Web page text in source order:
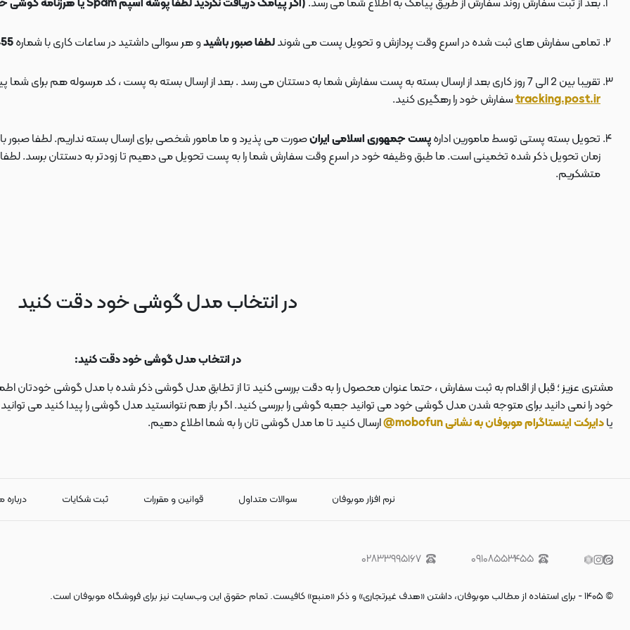
بعد از ثبت سفارش روند سفارش از طریق پیامک به اطلاع شما می رسد. (اگر پیامک دریافت نکردید لطفا پوشه اسپم Spam یا هرزنامه گوشی خود را چک کنید)
تمامی سفارش های ثبت شده در اسرع وقت پردازش و تحویل پست می شوندلطفا صبور باشیدو هر سوالی داشتید در ساعات کاری با شماره
تقریبا بین 2 الی 7 روز کاری بعد از ارسال بسته به پست سفارش شما به دستتان می رسد . بعد از ارسال بسته به پست ، کد مرسوله هم برای شما پیامک می شود که توسط آن می توانید در سایت پست به نشانی
tracking.post.irسفارش خود را رهگیری کنید.
تحویل بسته پستی توسط مامورین ادارهپست جمهوری اسلامی ایرانصورت می پذیرد و ما مامور شخصی برای ارسال بسته نداریم. لطفا صبور
زمان تحویل ذکر شده تخمینی است. ما طبق وظیفه خود در اسرع وقت سفارش شما را به پست تحویل می دهیم تا زودتر به دستتان برسد. لطفا در
متشکریم.
در انتخاب مدل گوشی خود دقت کنید
در انتخاب مدل گوشی خود دقت کنید:
مشتری عزیز ؛ قبل از اقدام به ثبت سفارش ، حتما عنوان محصول را به دقت بررسی کنید تا از تطابق مدل گوشی ذکر شده با مدل گوشی خودتان
خود را نمی دانید برای متوجه شدن مدل گوشی خود می توانید جعبه گوشی را بررسی کنید. اگر باز هم نتوانستید مدل گوشی را پیدا کنید می
یادایرکت اینستاگرام موبوفان به نشانی mobofun@ ارسال کنید تا ما مدل گوشی تان را به شما اطلاع دهیم.
نرم افزار موبوفان سوالات متداول قوانین و مقررات ثبت شکایات درباره
۰۹۱۰۸۵۵۳۴۵۵ ۰۲۸۳۳۹۹۵۱۶۷
©۱۴۰۵- برای استفاده از مطالب موبوفان، داشتن «هدف غیرتجاری» و ذکر «منبع» کافیست. تمام حقوق اين وب‌سايت نیز برای فروشگاه موبوفان است.